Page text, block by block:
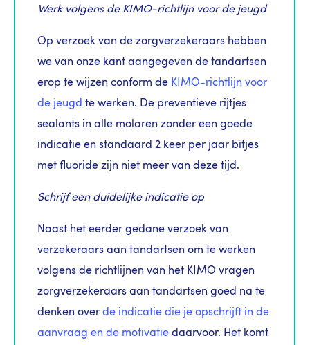
Werk volgens de KIMO-richtlijn voor de jeugd
Op verzoek van de zorgverzekeraars hebben
we van onze kant aangegeven de tandartsen
erop te wijzen conform de KIMO-richtlijn voor
de jeugd te werken. De preventieve rijtjes
sealants in alle molaren zonder een goede
indicatie en standaard 2 keer per jaar bitjes
met fluoride zijn niet meer van deze tijd.
Schrijf een duidelijke indicatie op
Naast het eerder gedane verzoek van
verzekeraars aan tandartsen om te werken
volgens de richtlijnen van het KIMO vragen
zorgverzekeraars aan tandartsen goed na te
denken over de indicatie die je opschrijft in de
aanvraag en de motivatie daarvoor. Het komt